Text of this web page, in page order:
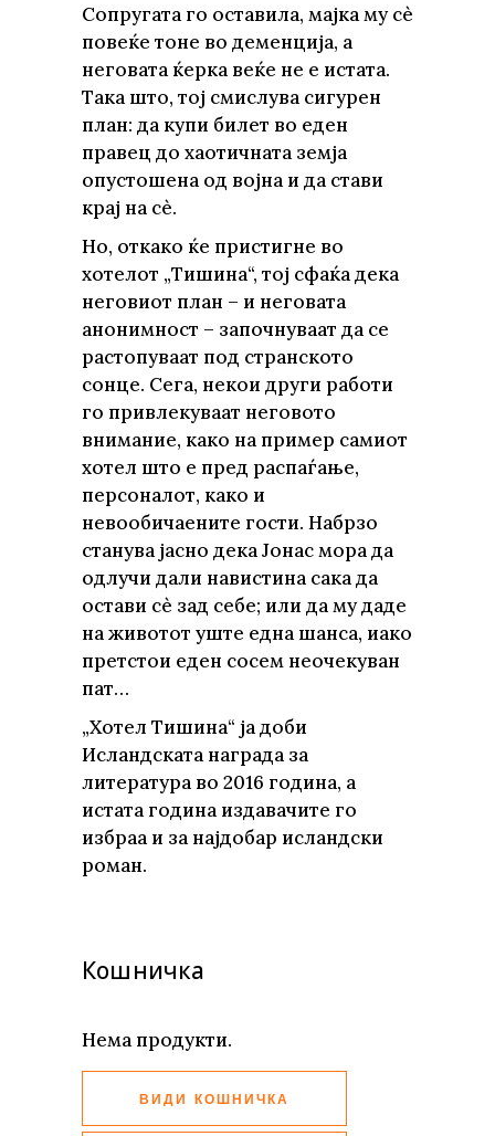
Сопругата го оставила, мајка му сè
повеќе тоне во деменција, а
неговата ќерка веќе не е истата.
Така што, тој смислува сигурен
план: да купи билет во еден
правец до хаотичната земја
опустошена од војна и да стави
крај на сè.
Но, откако ќе пристигне во
хотелот „Тишина“, тој сфаќа дека
неговиот план – и неговата
анонимност – започнуваат да се
растопуваат под странското
сонце. Сега, некои други работи
го привлекуваат неговото
внимание, како на пример самиот
хотел што е пред распаѓање,
персоналот, како и
невообичаените гости. Набрзо
станува јасно дека Јонас мора да
одлучи дали навистина сака да
остави сè зад себе; или да му даде
на животот уште една шанса, иако
претстои еден сосем неочекуван
пат…
„Хотел Тишина“ ја доби
Исландската награда за
литература во 2016 година, а
истата година издавачите го
избраа и за најдобар исландски
роман.
Кошничка
Нема продукти.
ВИДИ КОШНИЧКА